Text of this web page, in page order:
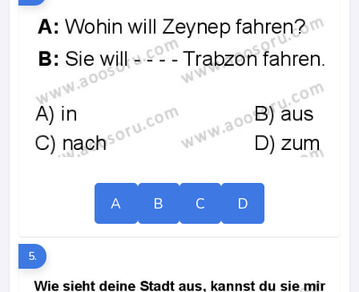
A B C D
5.